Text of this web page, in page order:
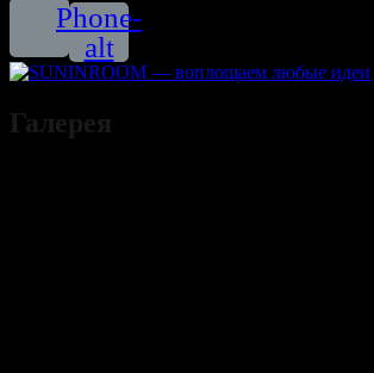
Phone-
alt
Галерея